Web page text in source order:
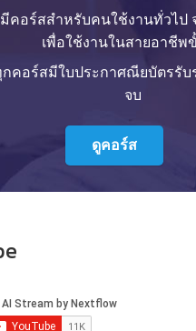
มีคอร์สสำหรับคนใช้งานทั่วไป
เพื่อใช้งานในสายอาชีพ
คอร์สมีใบประกาศณียบัตรรับ
จบ
ดูคอร์ส